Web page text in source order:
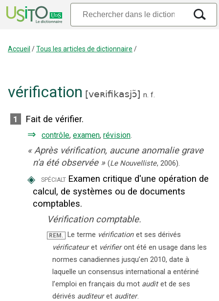
Accueil /Tous les articles de dictionnaire /
vérification [veʀifikasjɔ̃] n. f.
1 Fait de vérifier.
⇒ contrôle, examen, révision.
« Après vérification, aucune anomalie grave
n'a été observée » (Le Nouvelliste, 2006).
◈ spécialt Examen critique d'une opération de
calcul, de systèmes ou de documents
comptables.
Vérification comptable.
REM. Le terme vérification et ses dérivés
vérificateur et vérifier ont été en usage dans les
normes canadiennes jusqu’en 2010, date à
laquelle un consensus international a entériné
l’emploi en français du mot audit et de ses
dérivés auditeur et auditer.